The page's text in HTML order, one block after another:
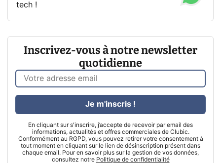
tech !
Inscrivez-vous à notre newsletter
quotidienne
En cliquant sur s'inscrire, j’accepte de recevoir par email des
informations, actualités et offres commerciales de Clubic.
Conformément au RGPD, vous pouvez retirer votre consentement à
tout moment en cliquant sur le lien de désinscription présent dans
chaque email. Pour en savoir plus sur la gestion de vos données,
consultez notre Politique de confidentialité
Je m'inscris !